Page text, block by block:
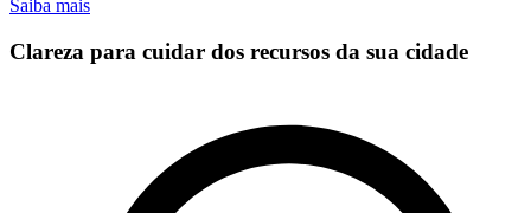
Saiba mais
Clareza para cuidar dos recursos da sua cidade